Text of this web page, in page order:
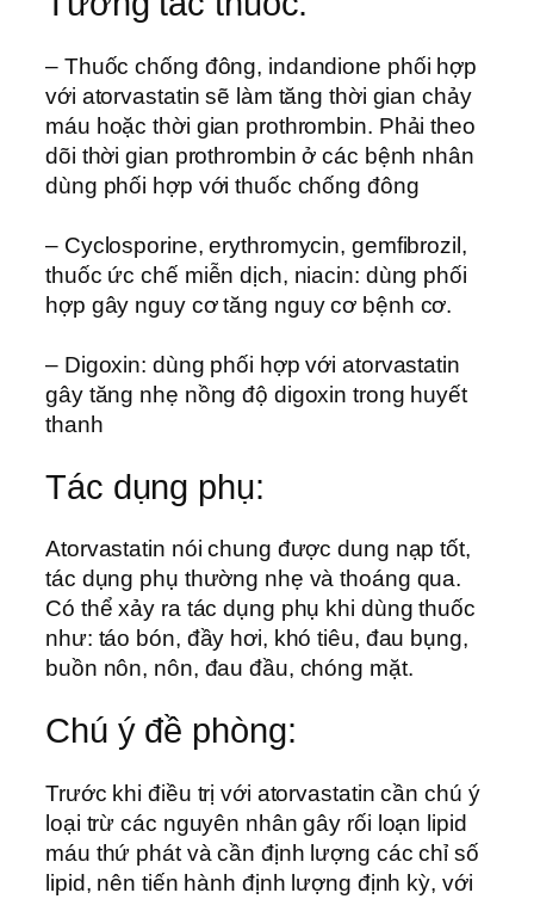
– Thuốc chống đông, indandione phối hợp
với atorvastatin sẽ làm tăng thời gian chảy
máu hoặc thời gian prothrombin. Phải theo
dõi thời gian prothrombin ở các bệnh nhân
dùng phối hợp với thuốc chống đông
– Cyclosporine, erythromycin, gemfibrozil,
thuốc ức chế miễn dịch, niacin: dùng phối
hợp gây nguy cơ tăng nguy cơ bệnh cơ.
– Digoxin: dùng phối hợp với atorvastatin
gây tăng nhẹ nồng độ digoxin trong huyết
thanh
Tác dụng phụ:
Atorvastatin nói chung được dung nạp tốt,
tác dụng phụ thường nhẹ và thoáng qua.
Có thể xảy ra tác dụng phụ khi dùng thuốc
như: táo bón, đầy hơi, khó tiêu, đau bụng,
buồn nôn, nôn, đau đầu, chóng mặt.
Chú ý đề phòng:
Trước khi điều trị với atorvastatin cần chú ý
loại trừ các nguyên nhân gây rối loạn lipid
máu thứ phát và cần định lượng các chỉ số
lipid, nên tiến hành định lượng định kỳ, với